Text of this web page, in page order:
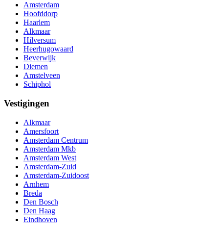
Amsterdam
Hoofddorp
Haarlem
Alkmaar
Hilversum
Heerhugowaard
Beverwijk
Diemen
Amstelveen
Schiphol
Vestigingen
Alkmaar
Amersfoort
Amsterdam Centrum
Amsterdam Mkb
Amsterdam West
Amsterdam-Zuid
Amsterdam-Zuidoost
Arnhem
Breda
Den Bosch
Den Haag
Eindhoven